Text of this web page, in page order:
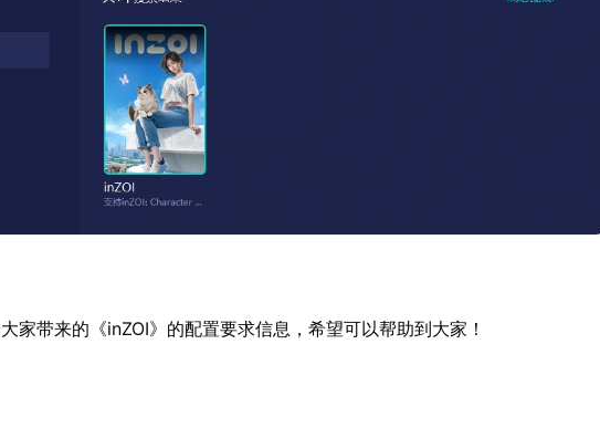
家带来的《inZOI》的配置要求信息，希望可以帮助到大家！